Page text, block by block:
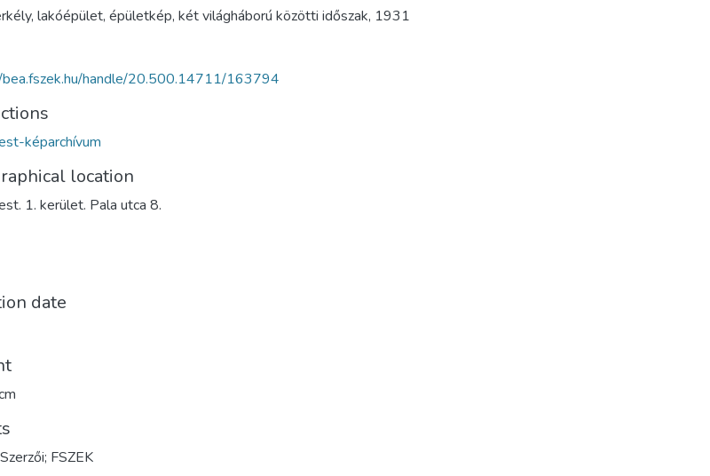
, lakóépület, épületkép, két világháború közötti időszak, 1931
handle/20.500.14711/163794
képarchívum
location
1. kerület. Pala utca 8.
date
FSZEK